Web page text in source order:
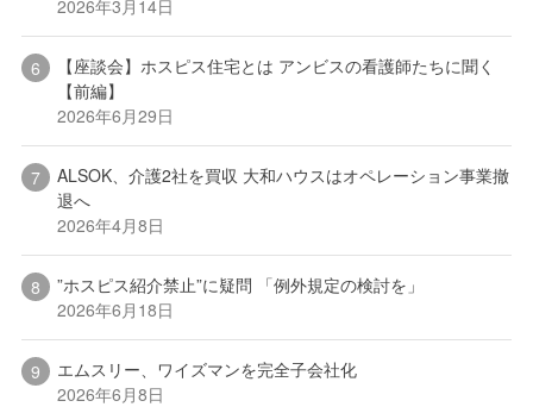
2026年3月14日
【座談会】ホスピス住宅とは アンビスの看護師たちに聞く
【前編】
2026年6月29日
ALSOK、介護2社を買収 大和ハウスはオペレーション事業撤
退へ
2026年4月8日
”ホスピス紹介禁止”に疑問 「例外規定の検討を」
2026年6月18日
エムスリー、ワイズマンを完全子会社化
2026年6月8日